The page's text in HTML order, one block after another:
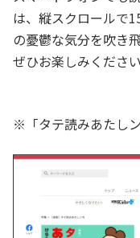
は、縦スクロールで
の憂鬱な気分を吹き
ぜひお楽しみください
※「タテ読みあたし